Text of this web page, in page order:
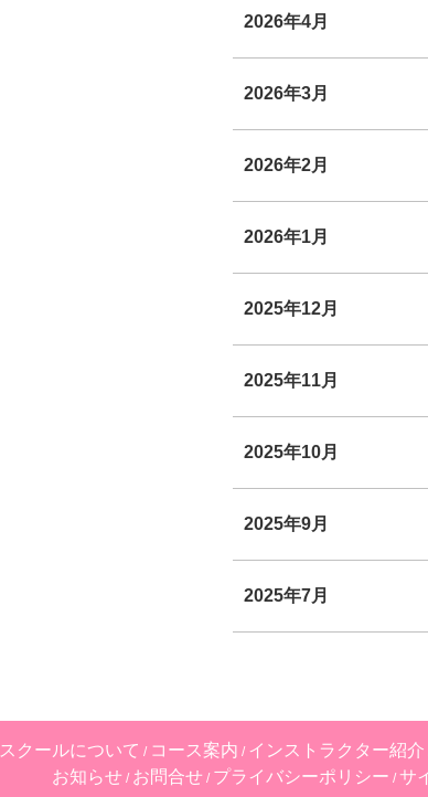
2026年4月
2026年3月
2026年2月
2026年1月
2025年12月
2025年11月
2025年10月
2025年9月
2025年7月
クールについて コース案内 インストラクター紹介
お知らせ お問合せ プライバシーポリシー サ